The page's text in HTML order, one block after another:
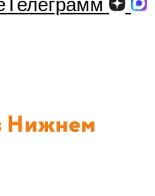
Телеграмм